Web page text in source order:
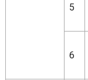
5
6